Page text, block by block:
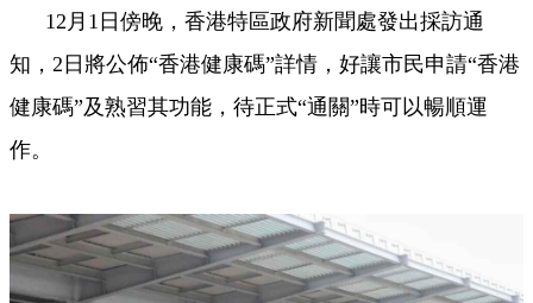
12月1日傍晚，香港特區政府新聞處發出採訪通
知，2日將公佈“香港健康碼”詳情，好讓市民申請“香港
健康碼”及熟習其功能，待正式“通關”時可以暢順運
作。